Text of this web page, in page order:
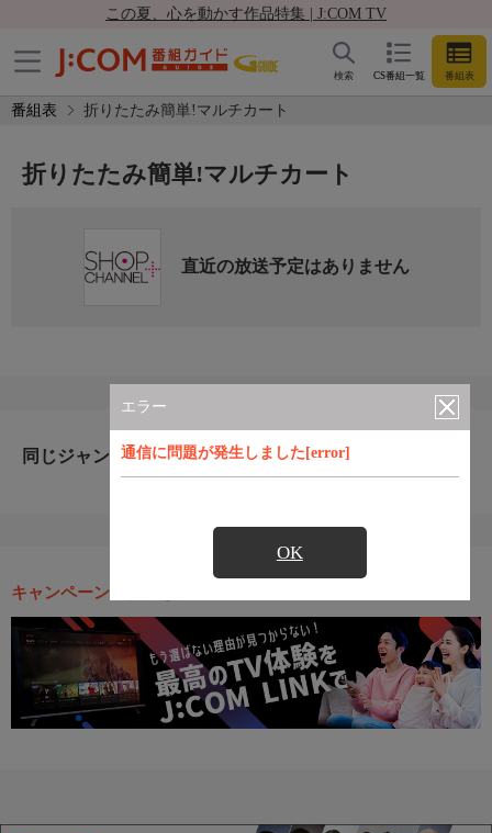
この夏、心を動かす作品特集 | J:COM TV
CS番組一覧 番組表
検索
番組表 折りたたみ簡単!マルチカート
エラー
通信に問題が発生しました[error]
OK
折りたたみ簡単!マルチカート
直近の放送予定はありません
同じジャンルのおすすめ番組
キャンペーン・お得な情報